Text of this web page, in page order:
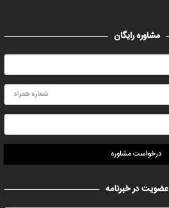
مشاوره رایگان
درخواست مشاوره
عضویت در خبرنامه